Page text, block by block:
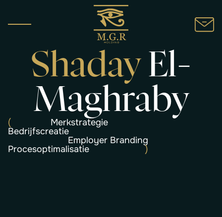
ShadayEl-
Maghraby
( Merkstrategie
Bedrijfscreatie
Employer Branding
Procesoptimalisatie )